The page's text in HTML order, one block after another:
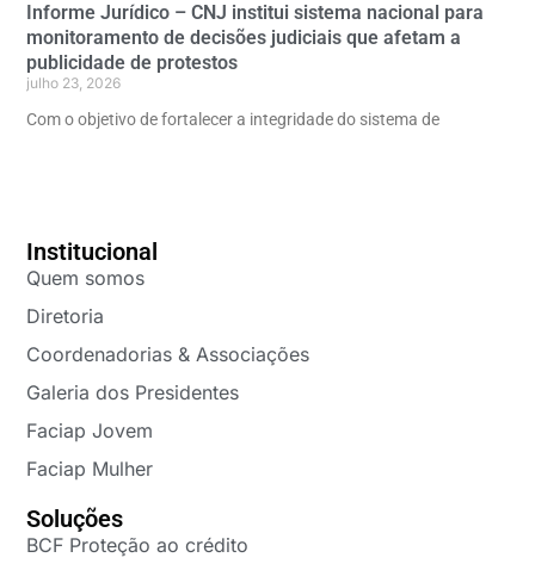
Informe Jurídico – CNJ institui sistema nacional para
monitoramento de decisões judiciais que afetam a
publicidade de protestos
julho 23, 2026
Com o objetivo de fortalecer a integridade do sistema de
Institucional
Quem somos
Diretoria
Coordenadorias & Associações
Galeria dos Presidentes
Faciap Jovem
Faciap Mulher
Soluções
BCF Proteção ao crédito